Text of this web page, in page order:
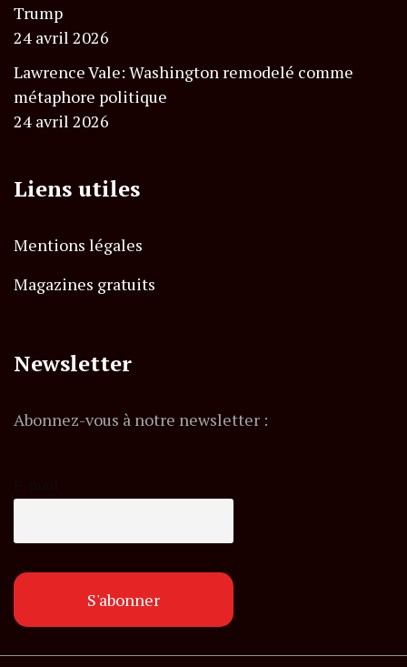
Trump
24 avril 2026
Lawrence Vale: Washington remodelé comme
métaphore politique
24 avril 2026
Liens utiles
Mentions légales
Magazines gratuits
Newsletter
Abonnez-vous à notre newsletter :